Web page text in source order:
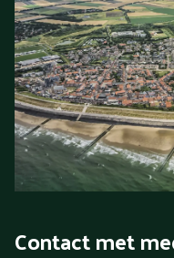
Contact met